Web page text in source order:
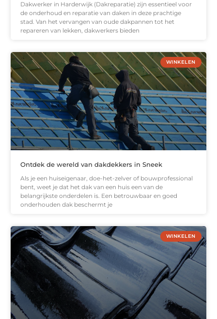
Dakwerker in Harderwijk (Dakreparatie) zijn essentieel voor
de onderhoud en reparatie van daken in deze prachtige
stad. Van het vervangen van oude dakpannen tot het
repareren van lekken, dakwerkers bieden
WINKELEN
Ontdek de wereld van dakdekkers in Sneek
Als je een huiseigenaar, doe-het-zelver of bouwprofessional
bent, weet je dat het dak van een huis een van de
belangrijkste onderdelen is. Een betrouwbaar en goed
onderhouden dak beschermt je
WINKELEN